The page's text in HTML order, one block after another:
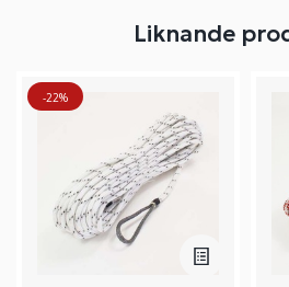
Liknande
-22%